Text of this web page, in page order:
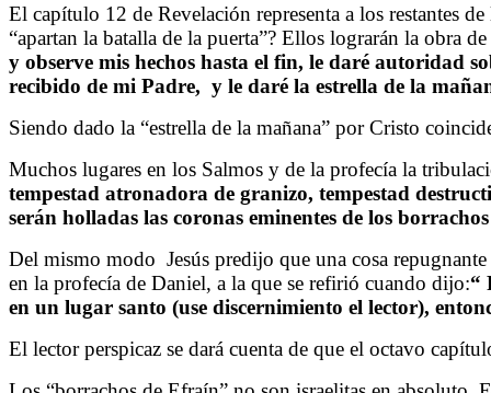
El capítulo 12 de Revelación representa a los restantes
“apartan la batalla de la puerta”? Ellos lograrán la obra
y observe mis hechos hasta el fin, le daré autoridad
recibido de mi Padre, y le daré la estrella de la
Siendo dado la “estrella de la mañana” por Cristo
Muchos lugares en los Salmos y de la profecía la
tempestad atronadora de granizo, tempestad
serán holladas las coronas eminentes de los
Del mismo modo Jesús predijo que una cosa
en la profecía de Daniel, a la que se refirió cuando dijo:“
en un lugar santo (use discernimiento el lector),
El lector perspicaz se dará cuenta de que el octavo